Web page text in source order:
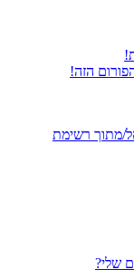
הזה!
מתוך רשימת
שלי?